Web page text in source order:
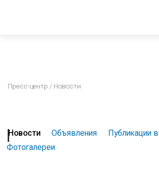
Пресс-центр / Новости
Новости Объявления
Публикации
Фотогалереи